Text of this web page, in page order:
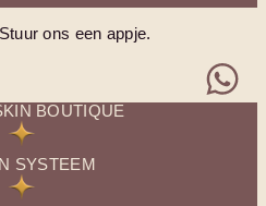
ons een appje.
BOUTIQUE
SYSTEEM